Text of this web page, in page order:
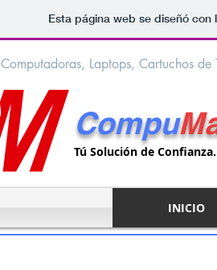
Esta página web se diseñó con
Compu
Tú Solución de Confianza.
INICIO
Computadoras, Laptops, Cartuchos